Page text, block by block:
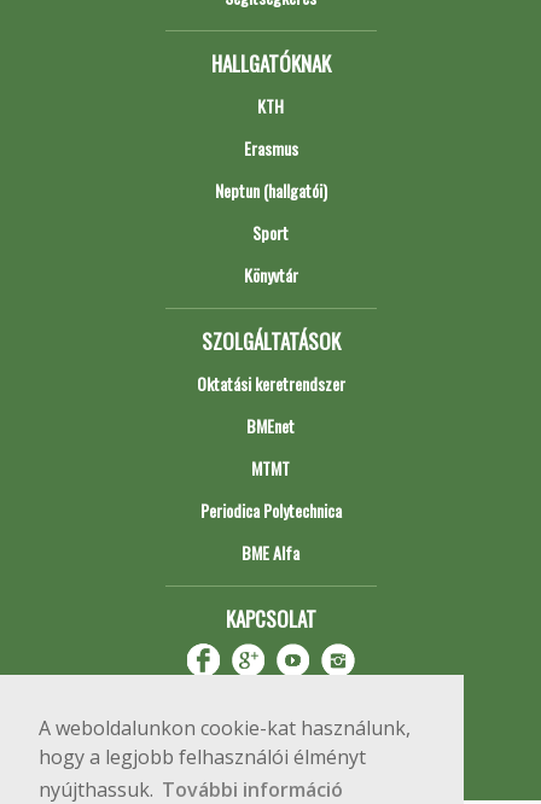
A weboldalunkon cookie-kat használunk,
hogy a legjobb felhasználói élményt
nyújthassuk. További információ
HALLGATÓKNAK
KTH
Erasmus
Neptun (hallgatói)
Sport
Könyvtár
SZOLGÁLTATÁSOK
Oktatási keretrendszer
BMEnet
MTMT
Periodica Polytechnica
BME Alfa
KAPCSOLAT